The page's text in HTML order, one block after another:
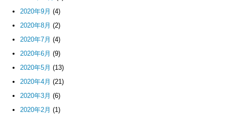
2020年9月 (4)
2020年8月 (2)
2020年7月 (4)
2020年6月 (9)
2020年5月 (13)
2020年4月 (21)
2020年3月 (6)
2020年2月 (1)